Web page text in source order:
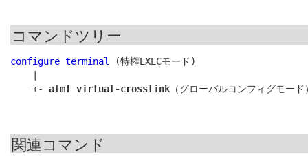
コマンドツリー
configure terminal
(特権EXECモード)
    +-
atmf virtual-crosslink
関連コマンド